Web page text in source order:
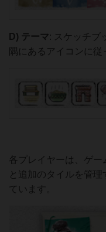
D) テーマ: スケッチブ
隅にあるアイコンに従
各プレイヤーは、ゲー
と追加のタイルを管
ています。